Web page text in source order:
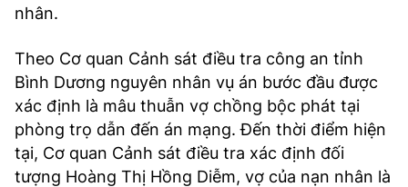
Hotline: 0981.119.189
Điện thoại: 024.38254756
MẠNG XÃ HỘI
nhân.
Theo Cơ quan Cảnh sát điều tra công an tỉnh
Bình Dương nguyên nhân vụ án bước đầu được
xác định là mâu thuẫn vợ chồng bộc phát tại
phòng trọ dẫn đến án mạng. Đến thời điểm hiện
tại, Cơ quan Cảnh sát điều tra xác định đối
tượng Hoàng Thị Hồng Diễm, vợ của nạn nhân là